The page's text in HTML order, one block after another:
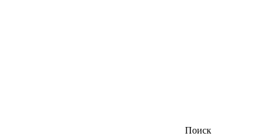
Поиск